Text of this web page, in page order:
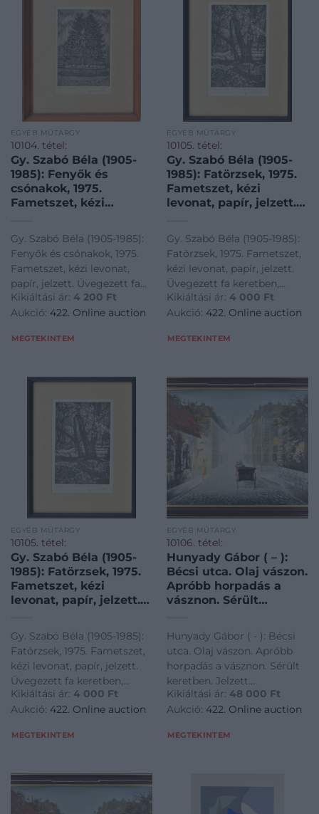
EGYÉB MŰTÁRGY
10104. tétel:
Gy. Szabó Béla (1905-
1985): Fenyők és
csónakok, 1975.
Fametszet, kézi
17,5×12 cm
Gy. Szabó Béla (1905-1985):
Fenyők és csónakok, 1975.
Fametszet, kézi levonat,
papír, jelzett. Üvegezett fa
keretben, 17,5x12 cm<a
href="https://www.darabanth.com/hu/gyorsarveres/422/
grafikak~500001/Gy
Kikiáltási ár: 4 200 Ft
Aukció: 422. Online auction
MEGTEKINTEM
EGYÉB MŰTÁRGY
10105. tétel:
Gy. Szabó Béla (1905-
1985): Fatörzsek, 1975.
Fametszet, kézi
levonat, papír, jelzett.
Gy. Szabó Béla (1905-1985):
Fatörzsek, 1975. Fametszet,
kézi levonat, papír, jelzett.
Üvegezett fa keretben,
17,5x11,5 cm<a
href="https://
grafikak~500001/Gy-Szabo-
Kikiáltási ár: 4 000 Ft
Aukció: 422. Online auction
MEGTEKINTEM
EGYÉB MŰTÁRGY
10105. tétel:
Gy. Szabó Béla (1905-
1985): Fatörzsek, 1975.
Fametszet, kézi
levonat, papír, jelzett.
Gy. Szabó Béla (1905-1985):
Fatörzsek, 1975. Fametszet,
kézi levonat, papír, jelzett.
Üvegezett fa keretben,
17,5x11,5 cm<a
href="https://www.darabanth.com/hu/gyorsarveres/422/
grafikak~500001/Gy-Szabo-
Kikiáltási ár: 4 000 Ft
Aukció: 422. Online auction
MEGTEKINTEM
EGYÉB MŰTÁRGY
10106. tétel:
Hunyady Gábor ( – ):
Bécsi utca. Olaj vászon.
Apróbb horpadás a
vásznon. Sérült
Hunyady Gábor ( - ): Bécsi
utca. Olaj vászon. Apróbb
horpadás a vásznon. Sérült
keretben. Jelzett.
60x80cm<a
href="https://
grafikak~500001/Hunyady-
Kikiáltási ár: 48 000 Ft
Aukció: 422. Online auction
MEGTEKINTEM